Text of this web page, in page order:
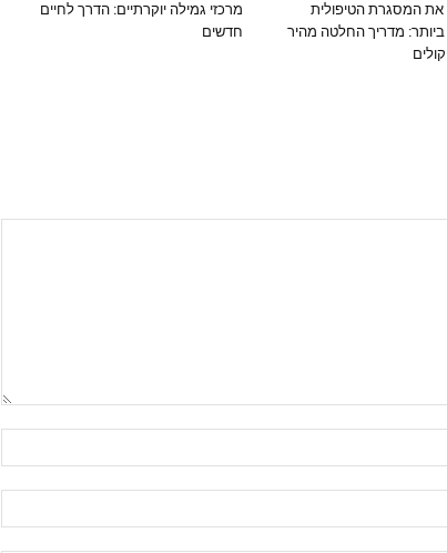
את המסגרת הטיפולית
מדריך החלטה מהיר
מרכזי גמילה יוקרתיים: הדרך לחיים
חדשים